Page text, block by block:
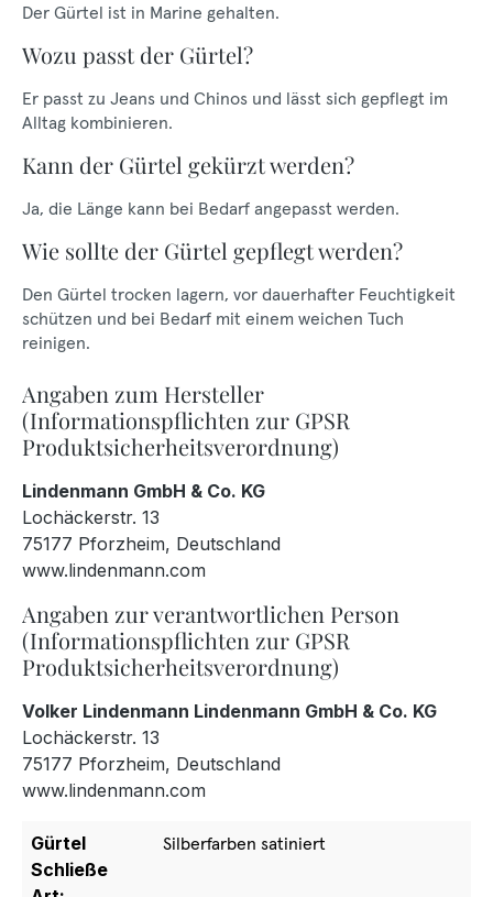
Der Gürtel ist in Marine gehalten.
Wozu passt der Gürtel?
Er passt zu Jeans und Chinos und lässt sich gepflegt im
Alltag kombinieren.
Kann der Gürtel gekürzt werden?
Ja, die Länge kann bei Bedarf angepasst werden.
Wie sollte der Gürtel gepflegt werden?
Den Gürtel trocken lagern, vor dauerhafter Feuchtigkeit
schützen und bei Bedarf mit einem weichen Tuch
reinigen.
Angaben zum Hersteller
(Informationspflichten zur GPSR
Produktsicherheitsverordnung)
Lindenmann GmbH & Co. KG
Lochäckerstr. 13
75177 Pforzheim, Deutschland
www.lindenmann.com
Angaben zur verantwortlichen Person
(Informationspflichten zur GPSR
Produktsicherheitsverordnung)
Volker Lindenmann Lindenmann GmbH & Co. KG
Lochäckerstr. 13
75177 Pforzheim, Deutschland
www.lindenmann.com
Gürtel
Schließe
Silberfarben satiniert